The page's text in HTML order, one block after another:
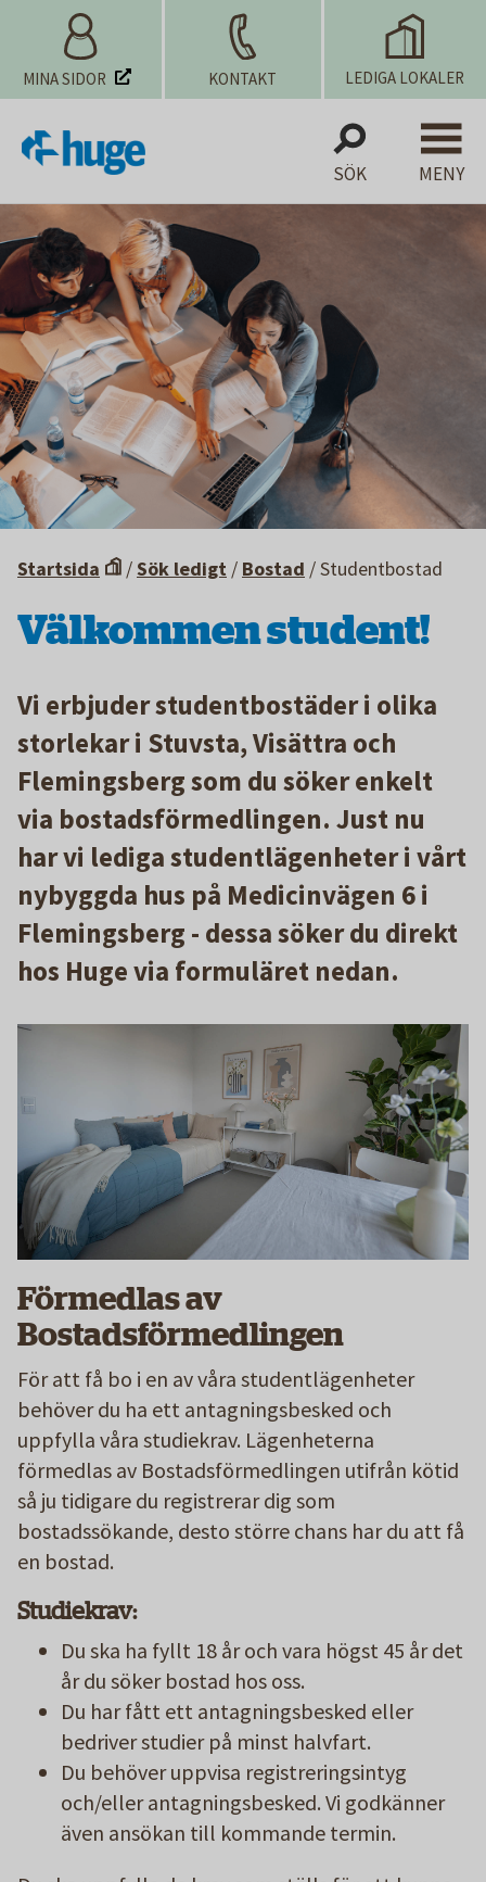
MINA SIDOR KONTAKT LEDIGA LOKALER
SÖK MENY
Startsida /Sök ledigt / Bostad /Studentbostad
Välkommen student!
Vi erbjuder studentbostäder i olika
storlekar i Stuvsta, Visättra och
Flemingsberg som du söker enkelt
via bostadsförmedlingen. Just nu
har vi lediga studentlägenheter i vårt
nybyggda hus på Medicinvägen 6 i
Flemingsberg - dessa söker du direkt
hos Huge via formuläret nedan.
Förmedlas av
Bostadsförmedlingen
För att få bo i en av våra studentlägenheter
behöver du ha ett antagningsbesked och
uppfylla våra studiekrav. Lägenheterna
förmedlas av Bostadsförmedlingen utifrån kötid
så ju tidigare du registrerar dig som
bostadssökande, desto större chans har du att få
en bostad.
Studiekrav:
Du ska ha fyllt 18 år och vara högst 45 år det
år du söker bostad hos oss.
Du har fått ett antagningsbesked eller
bedriver studier på minst halvfart.
Du behöver uppvisa registreringsintyg
och/eller antagningsbesked. Vi godkänner
även ansökan till kommande termin.